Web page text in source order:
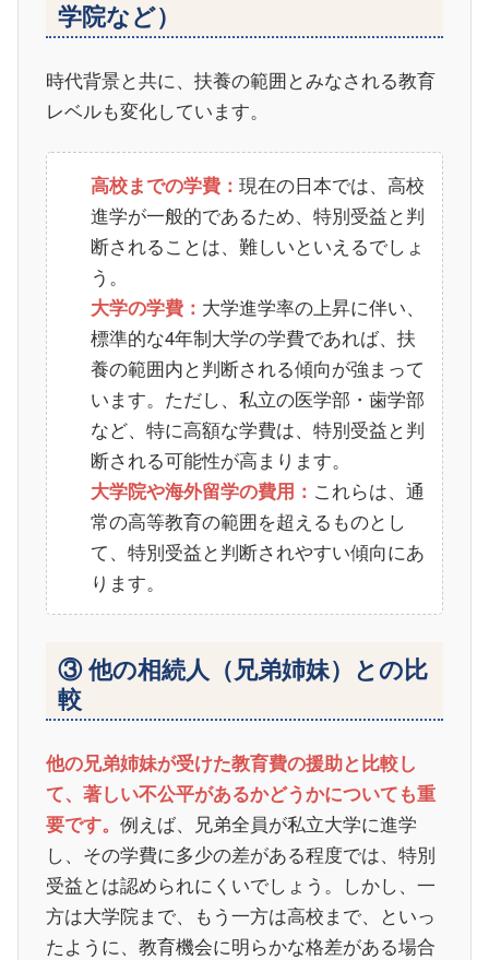
学院など）
時代背景と共に、扶養の範囲とみなされる教育
レベルも変化しています。
高校までの学費： 現在の日本では、高校
進学が一般的であるため、特別受益と判
断されることは、難しいといえるでしょ
う。
大学の学費： 大学進学率の上昇に伴い、
標準的な4年制大学の学費であれば、扶
養の範囲内と判断される傾向が強まって
います。ただし、私立の医学部・歯学部
など、特に高額な学費は、特別受益と判
断される可能性が高まります。
大学院や海外留学の費用： これらは、通
常の高等教育の範囲を超えるものとし
て、特別受益と判断されやすい傾向にあ
ります。
③ 他の相続人（兄弟姉妹）との比
較
他の兄弟姉妹が受けた教育費の援助と比較し
て、著しい不公平があるかどうかについても重
要です。 例えば、兄弟全員が私立大学に進学
し、その学費に多少の差がある程度では、特別
受益とは認められにくいでしょう。しかし、一
方は大学院まで、もう一方は高校まで、といっ
たように、教育機会に明らかな格差がある場合